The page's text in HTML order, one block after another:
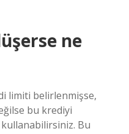
ne
limiti belirlenmişse,
bu krediyi
Bu